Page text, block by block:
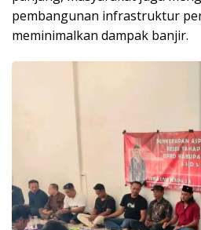
pembangunan infrastruktur
meminimalkan dampak banjir.